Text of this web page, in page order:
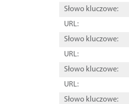
Słowo kluczowe:
URL:
Słowo kluczowe:
URL:
Słowo kluczowe:
URL:
Słowo kluczowe: